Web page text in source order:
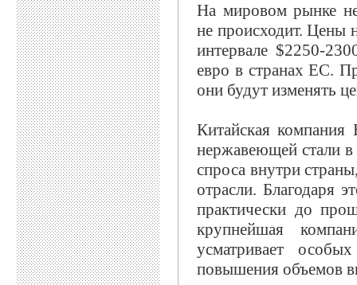
На мировом рынке
не происходит. Цены
интервале $2250-
евро в странах ЕС.
они будут изменять
Китайская компания
нержавеющей стали в
спроса внутри
отрасли. Благодаря
практически до
крупнейшая
усматривает
повышения объемов